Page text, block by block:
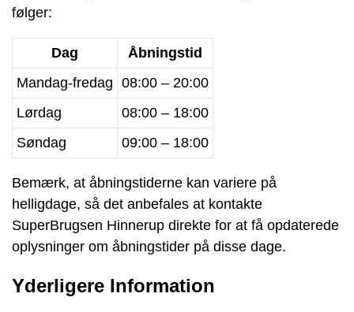
følger:
Dag
Åbningstid
Mandag-fredag 08:00 – 20:00
Lørdag
08:00 – 18:00
Søndag
09:00 – 18:00
Bemærk, at åbningstiderne kan variere på
helligdage, så det anbefales at kontakte
SuperBrugsen Hinnerup direkte for at få opdaterede
oplysninger om åbningstider på disse dage.
Yderligere Information